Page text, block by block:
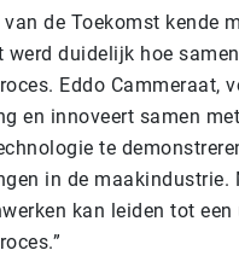
van de Toekomst kende
werd duidelijk hoe
Eddo Cammeraat,
en innoveert samen
te
in de maakindustrie.
kan leiden tot